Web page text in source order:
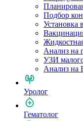
Подбор
Установка
Анализ на
УЗИ малого
Анализ
Уролог
Гематолог